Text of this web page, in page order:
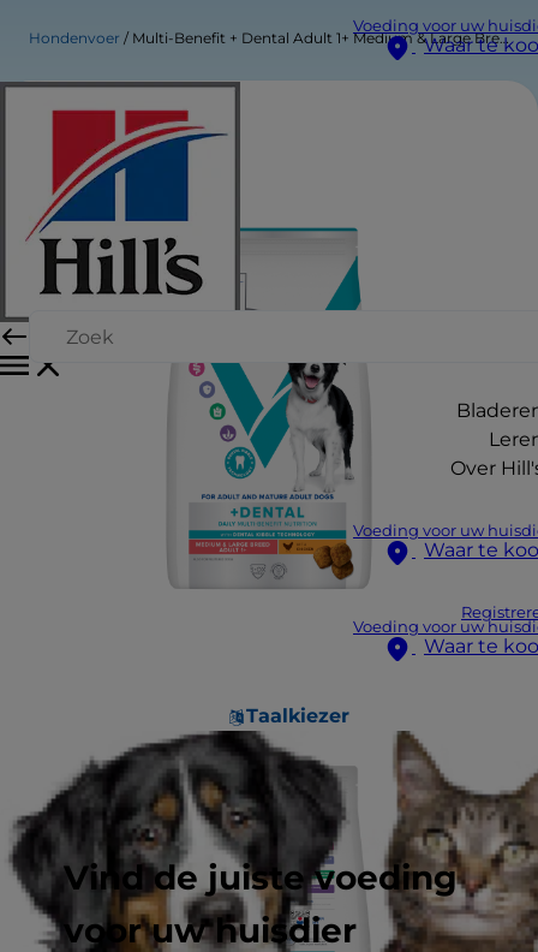
Voeding voor uw
Waar te
Over
Voeding voor uw
Waar te
Voeding voor uw
Waar te
Taalkiezer
Vind de juiste voeding
voor uw huisdier
Hondenvoer Multi-Benefit + Dental Adult 1+ Medium & Large Breed Hondenvoer